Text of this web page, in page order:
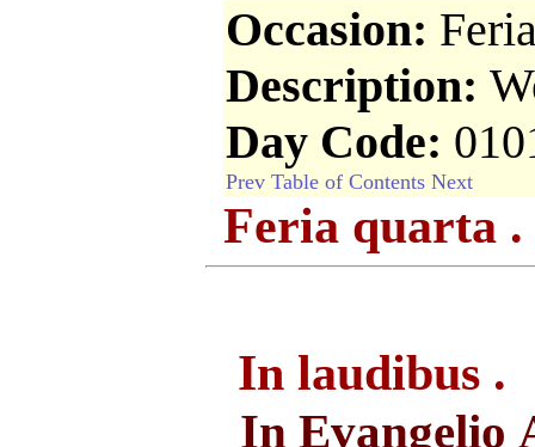
Occasion:
Description:
Day Code:
Prev Table of Contents Next
Feria quarta .
In laudibus .
In Evangelio